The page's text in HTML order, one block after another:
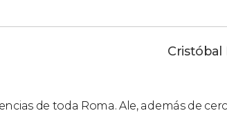
Cristóbal
de toda Roma. Ale, además de